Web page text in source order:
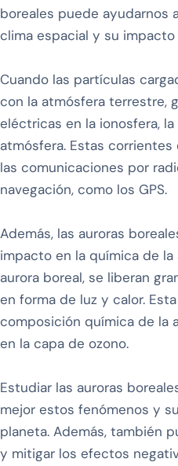
boreales puede ayudarnos
clima espacial y su
Cuando las partículas
con la atmósfera terrestre,
eléctricas en la ionosfera,
atmósfera. Estas
las comunicaciones por
navegación, como los GPS.
Además, las auroras
impacto en la química de
aurora boreal, se liberan
en forma de luz y calor.
composición química de la
en la capa de ozono.
Estudiar las auroras
mejor estos fenómenos y
planeta. Además, también
y mitigar los efectos